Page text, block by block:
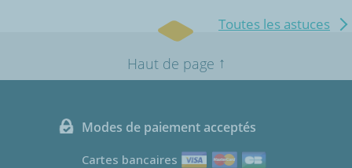
Toutes les astuces
Haut de page ↑
Modes de paiement acceptés
Cartes bancaires